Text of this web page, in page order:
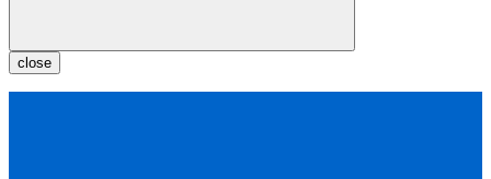
close